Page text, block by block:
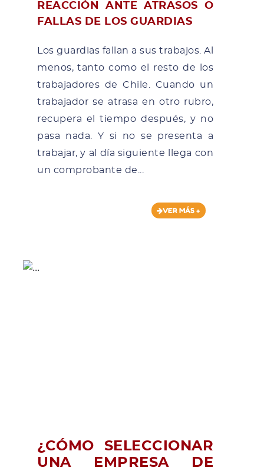
REACCIÓN ANTE ATRASOS O
FALLAS DE LOS GUARDIAS
Los guardias fallan a sus trabajos. Al
menos, tanto como el resto de los
trabajadores de Chile. Cuando un
trabajador se atrasa en otro rubro,
recupera el tiempo después, y no
pasa nada. Y si no se presenta a
trabajar, y al día siguiente llega con
un comprobante de...
VER MÁS +
¿CÓMO SELECCIONAR
UNA EMPRESA DE